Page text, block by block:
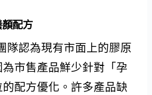
配方
隊認為現有市面上的膠原
市售產品鮮少針對「孕
配方優化。許多產品缺